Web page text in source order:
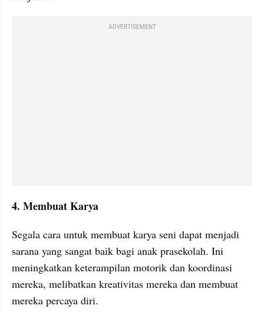
ADVERTISEMENT
4. Membuat Karya
Segala cara untuk membuat karya seni dapat menjadi
sarana yang sangat baik bagi anak prasekolah. Ini
meningkatkan keterampilan motorik dan koordinasi
mereka, melibatkan kreativitas mereka dan membuat
mereka percaya diri.